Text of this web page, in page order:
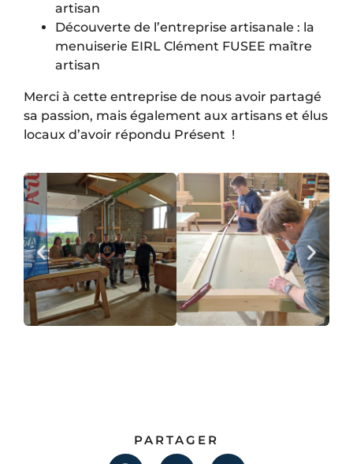
artisan
Découverte de l’entreprise artisanale : la
menuiserie EIRL Clément FUSEE maître
artisan
Merci à cette entreprise de nous avoir partagé
sa passion, mais également aux artisans et élus
locaux d’avoir répondu Présent !
PARTAGER